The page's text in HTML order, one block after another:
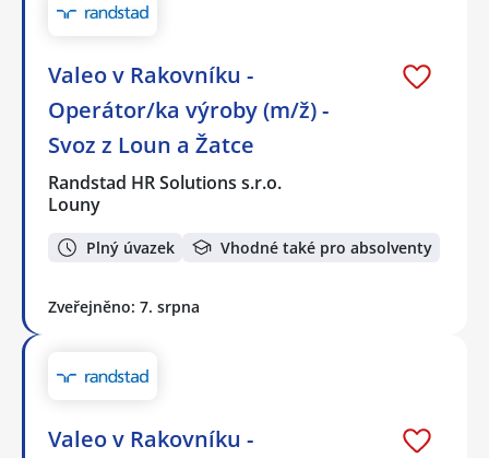
Valeo v Rakovníku -
Operátor/ka výroby (m/ž) -
Svoz z Loun a Žatce
Randstad HR Solutions s.r.o.
Louny
Plný úvazek Vhodné také pro absolventy
Zveřejněno: 7. srpna
Valeo v Rakovníku -